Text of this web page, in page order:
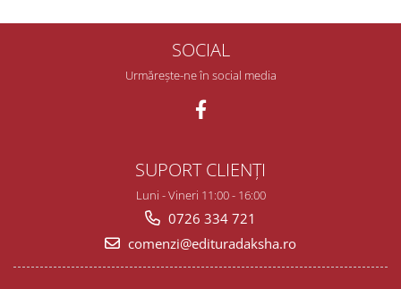
SOCIAL
Urmărește-ne în social media
SUPORT CLIENȚI
Luni - Vineri 11:00 - 16:00
0726 334 721
comenzi@edituradaksha.ro